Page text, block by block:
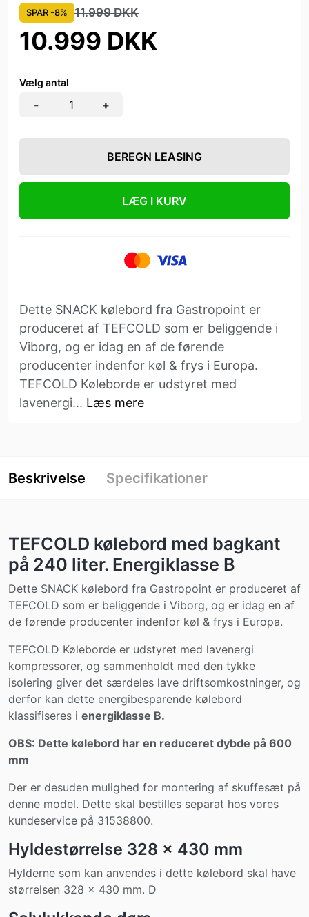
SPAR -8% 11.999 DKK
10.999 DKK
Vælg antal
- +
BEREGN LEASING
LÆG I KURV
Dette SNACK kølebord fra Gastropoint er
produceret af TEFCOLD som er beliggende i
Viborg, og er idag en af de førende
producenter indenfor køl & frys i Europa.
TEFCOLD Køleborde er udstyret med
lavenergi... Læs mere
Beskrivelse Specifikationer
TEFCOLD kølebord med bagkant
på 240 liter. Energiklasse B
Dette SNACK kølebord fra Gastropoint er produceret af
TEFCOLD som er beliggende i Viborg, og er idag en af
de førende producenter indenfor køl & frys i Europa.
TEFCOLD Køleborde er udstyret med lavenergi
kompressorer, og sammenholdt med den tykke
isolering giver det særdeles lave driftsomkostninger, og
derfor kan dette energibesparende kølebord
klassifiseres i energiklasse B.
OBS: Dette kølebord har en reduceret dybde på 600
mm
Der er desuden mulighed for montering af skuffesæt på
denne model. Dette skal bestilles separat hos vores
kundeservice på 31538800.
Hyldestørrelse 328 x 430 mm
Hylderne som kan anvendes i dette kølebord skal have
størrelsen 328 x 430 mm. D